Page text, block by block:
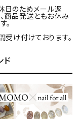
日のためメール返
商品発送ともお休み
。
け付けております。
ド